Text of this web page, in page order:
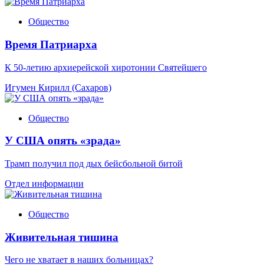
Общество
Время Патриарха
К 50-летию архиерейской хиротонии Святейшего
Игумен Кирилл (Сахаров)
Общество
У США опять «зрада»
Трамп получил под дых бейсбольной битой
Отдел информации
Общество
Живительная тишина
Чего не хватает в наших больницах?